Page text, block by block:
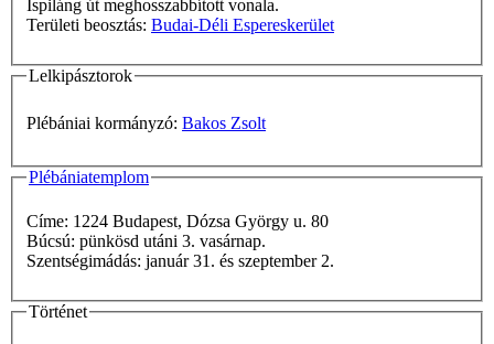
Ispiláng út meghosszabbított vonala.
Területi beosztás: Budai-Déli Espereskerület
Lelkipásztorok
Plébániai kormányzó: Bakos Zsolt
Plébániatemplom
Címe: 1224 Budapest, Dózsa György u. 80
Búcsú: pünkösd utáni 3. vasárnap.
Szentségimádás: január 31. és szeptember 2.
Történet